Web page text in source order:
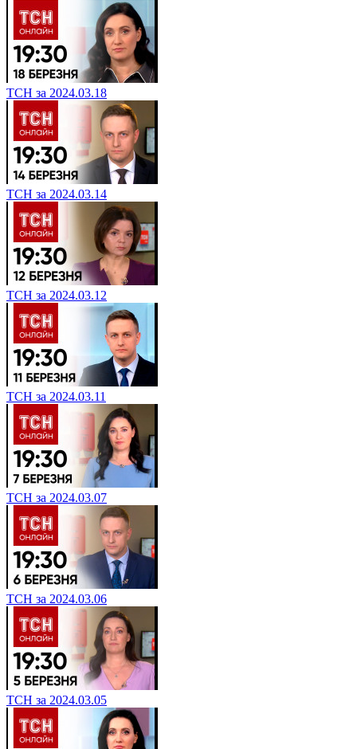
ТСН за 2024.03.18
ТСН за 2024.03.14
ТСН за 2024.03.12
ТСН за 2024.03.11
ТСН за 2024.03.07
ТСН за 2024.03.06
ТСН за 2024.03.05